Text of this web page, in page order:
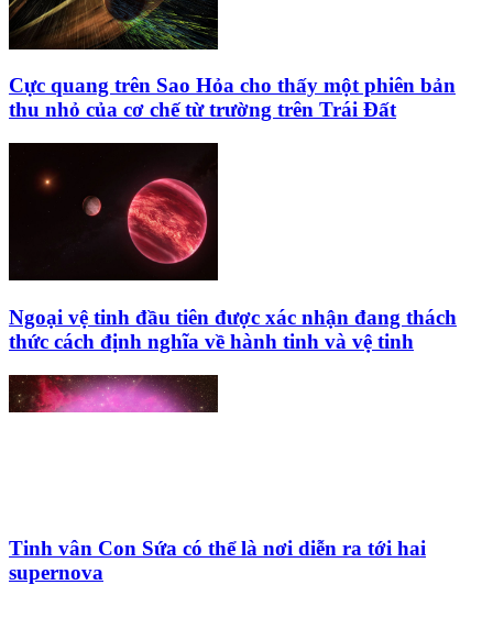
Cực quang trên Sao Hỏa cho thấy một phiên bản
thu nhỏ của cơ chế từ trường trên Trái Đất
Ngoại vệ tinh đầu tiên được xác nhận đang thách
thức cách định nghĩa về hành tinh và vệ tinh
Tinh vân Con Sứa có thể là nơi diễn ra tới hai
supernova